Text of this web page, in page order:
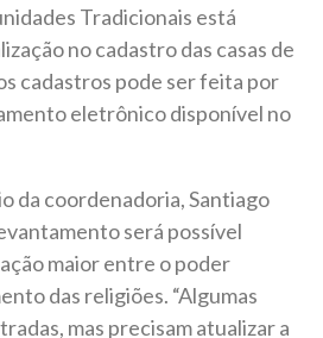
Tradicionais está
no cadastro das casas de
cadastros pode ser feita por
eletrônico disponível no
da coordenadoria, Santiago
será possível
maior entre o poder
das religiões. “Algumas
mas precisam atualizar a